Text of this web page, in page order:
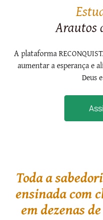
Arautos
A plataforma
aumentar a esperança e
Deus
Toda a
ensinada com
em dezenas